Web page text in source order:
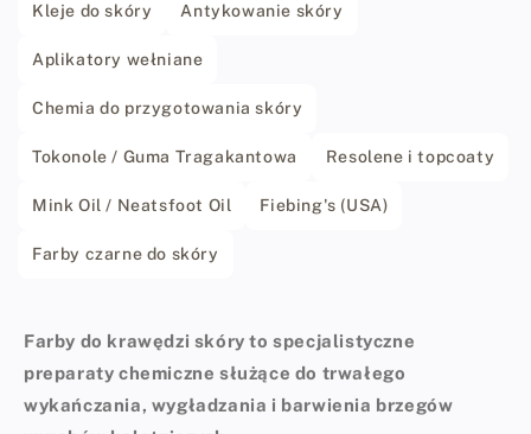
Kleje do skóry Antykowanie skóry
Aplikatory wełniane
Chemia do przygotowania skóry
Tokonole / Guma Tragakantowa Resolene i topcoaty
Mink Oil / Neatsfoot Oil Fiebing's (USA)
Farby czarne do skóry
Farby do krawędzi skóry to specjalistyczne
preparaty chemiczne służące do trwałego
wykańczania, wygładzania i barwienia brzegów